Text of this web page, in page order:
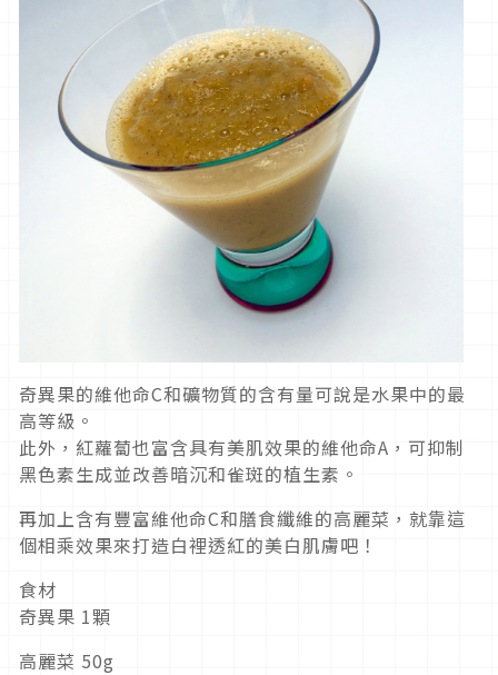
奇異果的維他命C和礦物質的含有量可說是水果中的最
高等級。
此外，紅蘿蔔也富含具有美肌效果的維他命A，可抑制
黑色素生成並改善暗沉和雀斑的植生素。
再加上含有豐富維他命C和膳食纖維的高麗菜，就靠這
個相乘效果來打造白裡透紅的美白肌膚吧！
食材
奇異果 1顆
高麗菜 50g